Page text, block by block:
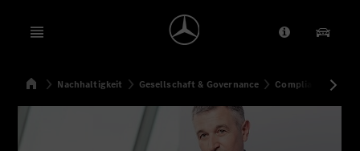
Open menu Anbieter/
SuchenStartseite
Nachhaltigkeit Gesellschaft & Governance Compliance &